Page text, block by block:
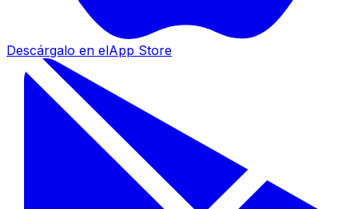
Descárgalo en elApp Store